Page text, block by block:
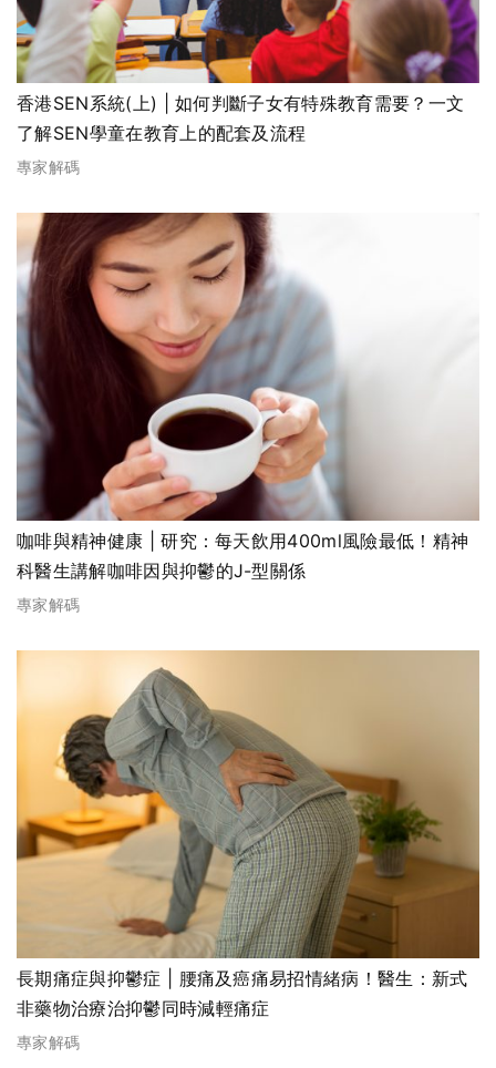
香港SEN系統(上) | 如何判斷子女有特殊教育需要？一文
了解SEN學童在教育上的配套及流程
專家解碼
咖啡與精神健康 | 研究：每天飲用400ml風險最低！精神
科醫生講解咖啡因與抑鬱的J-型關係
專家解碼
長期痛症與抑鬱症 | 腰痛及癌痛易招情緒病！醫生：新式
非藥物治療治抑鬱同時減輕痛症
專家解碼